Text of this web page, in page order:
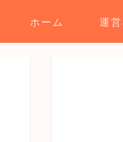
ホーム 運